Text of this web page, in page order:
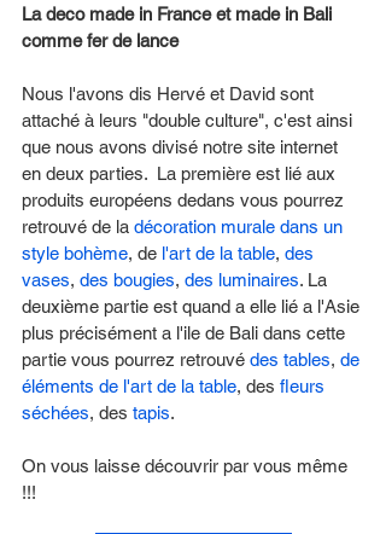
La deco made in France et made in Bali
comme fer de lance
Nous l'avons dis Hervé et David sont
attaché à leurs "double culture", c'est ainsi
que nous avons divisé notre site internet
en deux parties.  La première est lié aux
produits européens dedans vous pourrez
retrouvé de la décoration murale dans un
style bohème, de l'art de la table, des
vases, des bougies, des luminaires. La
deuxième partie est quand a elle lié a l'Asie
plus précisément a l'ile de Bali dans cette
partie vous pourrez retrouvé des tables, de
éléments de l'art de la table, des fleurs
séchées, des tapis.
On vous laisse découvrir par vous même
!!!